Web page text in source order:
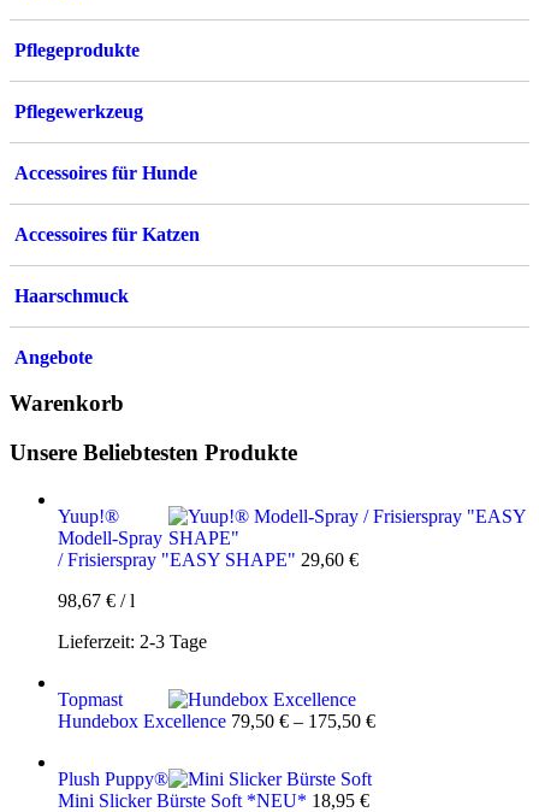
Produktseite
Pflegeprodukte
Pflegewerkzeug
Accessoires für Hunde
Accessoires für Katzen
Haarschmuck
Angebote
Warenkorb
Unsere Beliebtesten Produkte
Yuup!®
Modell-Spray
/ Frisierspray "EASY SHAPE" 29,60 €
98,67 € /l
Lieferzeit: 2-3 Tage
Topmast
Hundebox Excellence 79,50 € – 175,50 €
Plush Puppy®
Mini Slicker Bürste Soft *NEU* 18,95 €